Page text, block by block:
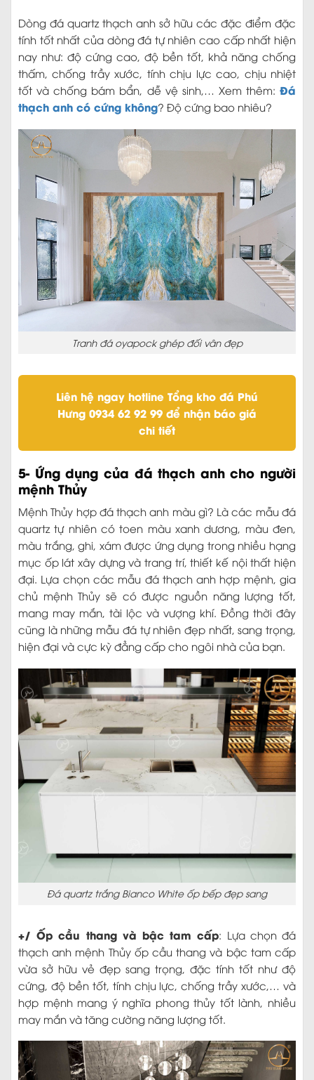
Dòng đá quartz thạch anh sở hữu các đặc điểm đặc
tính tốt nhất của dòng đá tự nhiên cao cấp nhất hiện
nay như: độ cứng cao, độ bền tốt, khả năng chống
thấm, chống trầy xước, tính chịu lực cao, chịu nhiệt
tốt và chống bám bẩn, dễ vệ sinh,… Xem thêm: Đá
thạch anh có cứng không? Độ cứng bao nhiêu?
Tranh đá oyapock ghép đối vân đẹp
Liên hệ ngay hotline Tổng kho đá Phú
Hưng 0934 62 92 99 để nhận báo giá
chi tiết
5- Ứng dụng của đá thạch anh cho người
mệnh Thủy
Mệnh Thủy hợp đá thạch anh màu gì? Là các mẫu đá
quartz tự nhiên có toen màu xanh dương, màu đen,
màu trắng, ghi, xám được ứng dụng trong nhiều hạng
mục ốp lát xây dựng và trang trí, thiết kế nội thất hiện
đại. Lựa chọn các mẫu đá thạch anh hợp mệnh, gia
chủ mệnh Thủy sẽ có được nguồn năng lượng tốt,
mang may mắn, tài lộc và vượng khí. Đồng thời đây
cũng là những mẫu đá tự nhiên đẹp nhất, sang trọng,
hiện đại và cực kỳ đẳng cấp cho ngôi nhà của bạn.
Đá quartz trắng Bianco White ốp bếp đẹp sang
+/ Ốp cầu thang và bậc tam cấp: Lựa chọn đá
thạch anh mệnh Thủy ốp cầu thang và bậc tam cấp
vừa sở hữu vẻ đẹp sang trọng, đặc tính tốt như độ
cứng, độ bền tốt, tính chịu lực, chống trầy xước,… và
hợp mệnh mang ý nghĩa phong thủy tốt lành, nhiều
may mắn và tăng cường năng lượng tốt.